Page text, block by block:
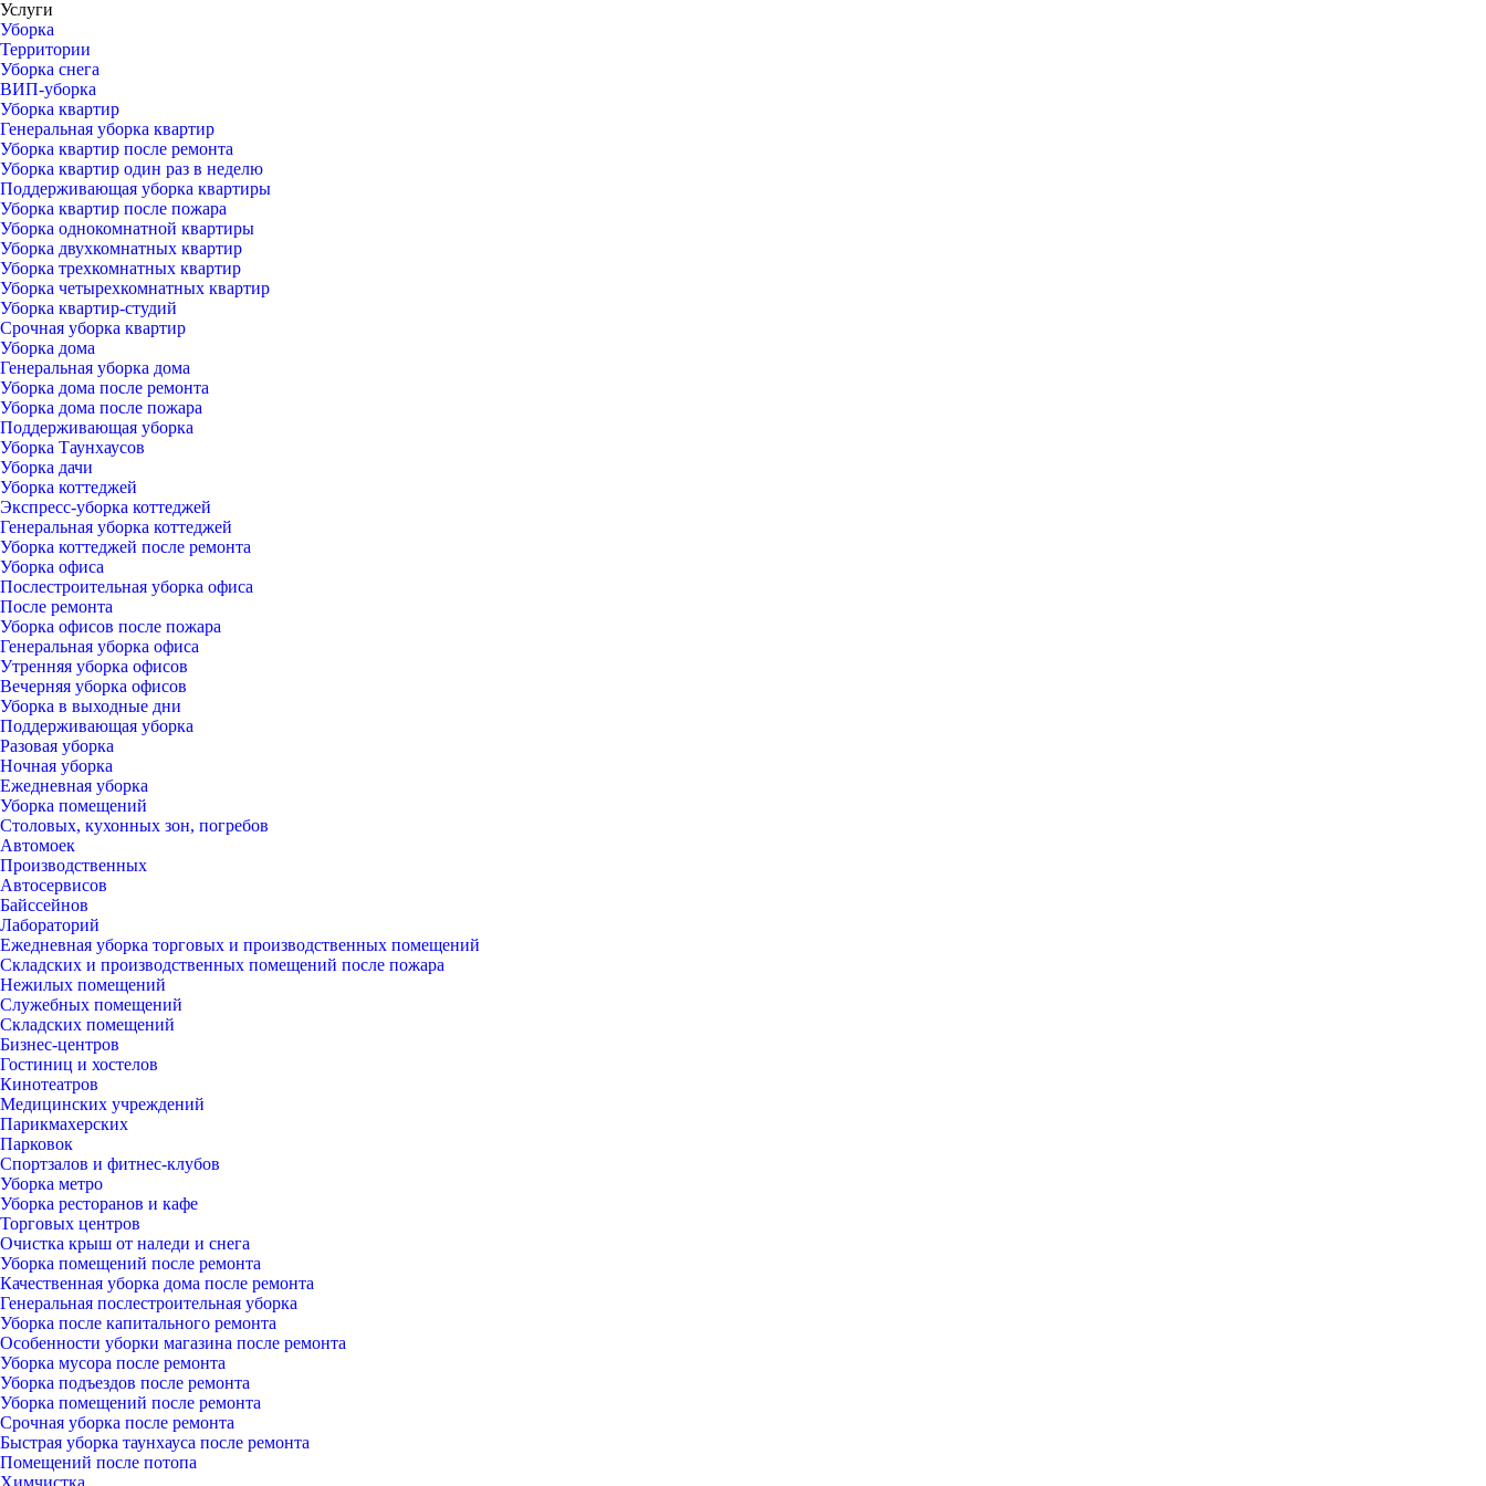
Услуги
Уборка
Территории
Уборка снега
ВИП-уборка
Уборка квартир
Генеральная уборка квартир
Уборка квартир после ремонта
Уборка квартир один раз в неделю
Поддерживающая уборка квартиры
Уборка квартир после пожара
Уборка однокомнатной квартиры
Уборка двухкомнатных квартир
Уборка трехкомнатных квартир
Уборка четырехкомнатных квартир
Уборка квартир-студий
Срочная уборка квартир
Уборка дома
Генеральная уборка дома
Уборка дома после ремонта
Уборка дома после пожара
Поддерживающая уборка
Уборка Таунхаусов
Уборка дачи
Уборка коттеджей
Экспресс-уборка коттеджей
Генеральная уборка коттеджей
Уборка коттеджей после ремонта
Уборка офиса
Послестроительная уборка офиса
После ремонта
Уборка офисов после пожара
Генеральная уборка офиса
Утренняя уборка офисов
Вечерняя уборка офисов
Уборка в выходные дни
Поддерживающая уборка
Разовая уборка
Ночная уборка
Ежедневная уборка
Уборка помещений
Столовых, кухонных зон, погребов
Автомоек
Производственных
Автосервисов
Байссейнов
Лабораторий
Ежедневная уборка торговых и производственных помещений
Складских и производственных помещений после пожара
Нежилых помещений
Служебных помещений
Складских помещений
Бизнес-центров
Гостиниц и хостелов
Кинотеатров
Медицинских учреждений
Парикмахерских
Парковок
Спортзалов и фитнес-клубов
Уборка метро
Уборка ресторанов и кафе
Торговых центров
Очистка крыш от наледи и снега
Уборка помещений после ремонта
Качественная уборка дома после ремонта
Генеральная послестроительная уборка
Уборка после капитального ремонта
Особенности уборки магазина после ремонта
Уборка мусора после ремонта
Уборка подъездов после ремонта
Уборка помещений после ремонта
Срочная уборка после ремонта
Быстрая уборка таунхауса после ремонта
Помещений после потопа
Химчистка